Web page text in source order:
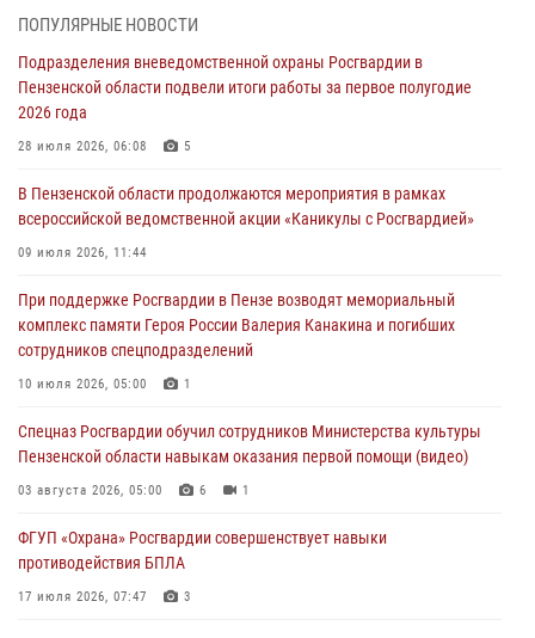
работы за первое полугодие 2026 года
Росгвардия обеспечила безопасность праздничных мероприятий в
В Пензе сотрудники Росгвардии задержали мужчину, который
дома
03 августа 2026, 05:59
Росгвардейцы Пензенской области отмечают 35-летие дежурной
03 августа 2026, 05:15
ПОПУЛЯРНЫЕ НОВОСТИ
Подразделения вневедомственной охраны Росгвардии в
Пензенской области подвели итоги работы за первое полугодие
2026 года
28 июля 2026, 06:08 5
В Пензенской области продолжаются мероприятия в рамках
всероссийской ведомственной акции «Каникулы с Росгвардией»
09 июля 2026, 11:44
При поддержке Росгвардии в Пензе возводят мемориальный
комплекс памяти Героя России Валерия Канакина и погибших
сотрудников спецподразделений
10 июля 2026, 05:00 1
Спецназ Росгвардии обучил сотрудников Министерства культуры
Пензенской области навыкам оказания первой помощи (видео)
03 августа 2026, 05:00 6 1
ФГУП «Охрана» Росгвардии совершенствует навыки
противодействия БПЛА
17 июля 2026, 07:47 3